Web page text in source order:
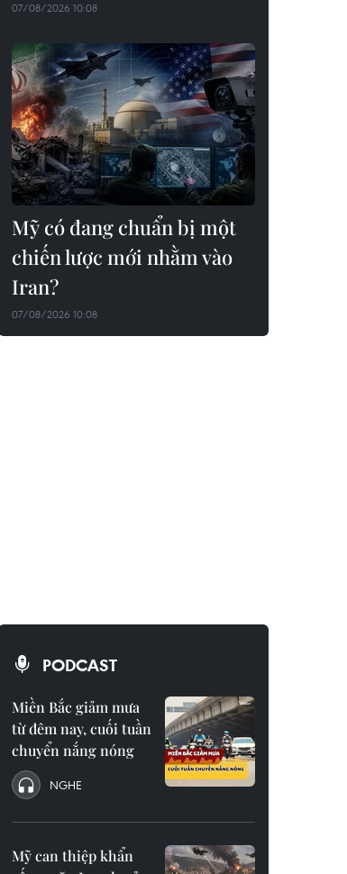
07/08/2026 10:08
Mỹ có đang chuẩn bị một
chiến lược mới nhằm vào
Iran?
07/08/2026 10:08
PODCAST
Miền Bắc giảm mưa
từ đêm nay, cuối tuần
chuyển nắng nóng
NGHE
Mỹ can thiệp khẩn